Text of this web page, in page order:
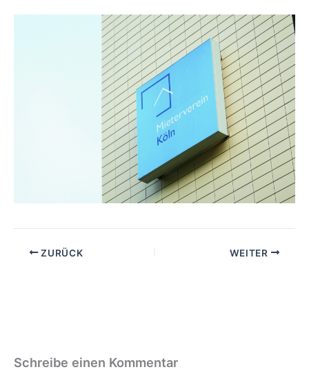
ZURÜCK WEITER
Schreibe einen Kommentar